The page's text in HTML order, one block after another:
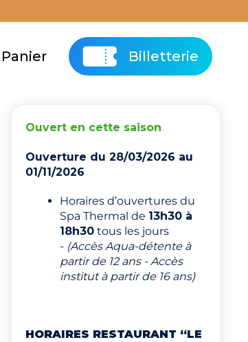
Panier Billetterie
Ouvert en cette saison
Ouverture du 28/03/2026 au
01/11/2026
Horaires d’ouvertures du
Spa Thermal de 13h30 à
18h30 tous les jours
- (Accès Aqua-détente à
partir de 12 ans - Accès
institut à partir de 16 ans)
HORAIRES RESTAURANT “LE